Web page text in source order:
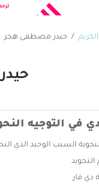
حيدر مصطفى هجر
في التوجيه
السبب الوحيد الذي
التجويد
ذي قار